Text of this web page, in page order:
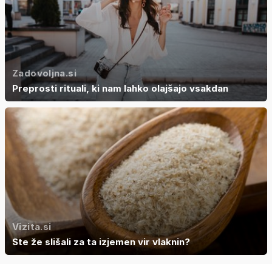
Zadovoljna.si
Preprosti rituali, ki nam lahko olajšajo vsakdan
Vizita.si
Ste že slišali za ta izjemen vir vlaknin?